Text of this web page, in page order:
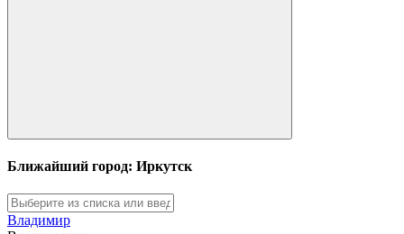
Ближайший город: Иркутск
Владимир